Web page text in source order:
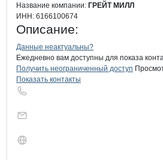
Название компании: ГРЕЙТ МИЛЛ
ИНН: 6166100674
Описание:
Контактыкомпании
+7(800)000-00-..
Данные неактуальны?
Ежедневно вам доступны для показа
Получить неограниченный доступ
Показать контакты